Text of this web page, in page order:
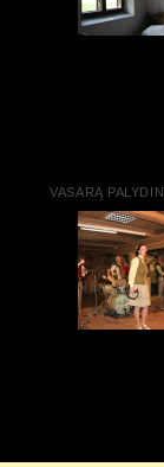
VASARĄ